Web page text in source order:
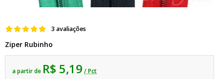
3 avaliações
Ziper Rubinho
a partir de R$ 5,19 / Pct